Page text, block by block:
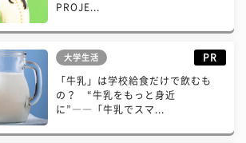
PROJE...
大学生活 PR
「牛乳」は学校給食だけで飲むも
の？ “牛乳をもっと身近
に”――「牛乳でスマ...